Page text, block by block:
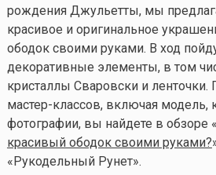
рождения Джульетты, мы
красивое и оригинальное
ободок своими руками. В ход
декоративные элементы, в том
кристаллы Сваровски и ленточки.
мастер-классов, включая модель,
фотографии, вы найдете в обзоре «
красивый ободок своими руками?
«Рукодельный Рунет».